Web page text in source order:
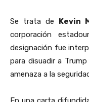
Se trata de Kevin
corporación
designación fue
para disuadir a
amenaza a la